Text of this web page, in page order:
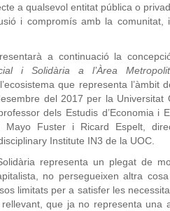
a qualsevol entitat pública o
i compromís amb la
a continuació la
i Solidària a l’Àrea
que representa l’àmbit
del 2017 per la Universitat
dels Estudis d’Economia i
Fuster i Ricard Espelt,
Institute IN3 de la UOC.
representa un plegat de
no persegueixen altra
limitats per a satisfer les
que ja no representa una